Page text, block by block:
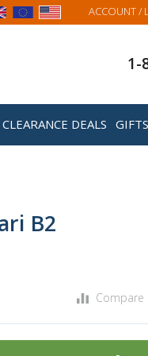
ACCOUNT/
1-
CLEARANCE DEALS
B2
Compare